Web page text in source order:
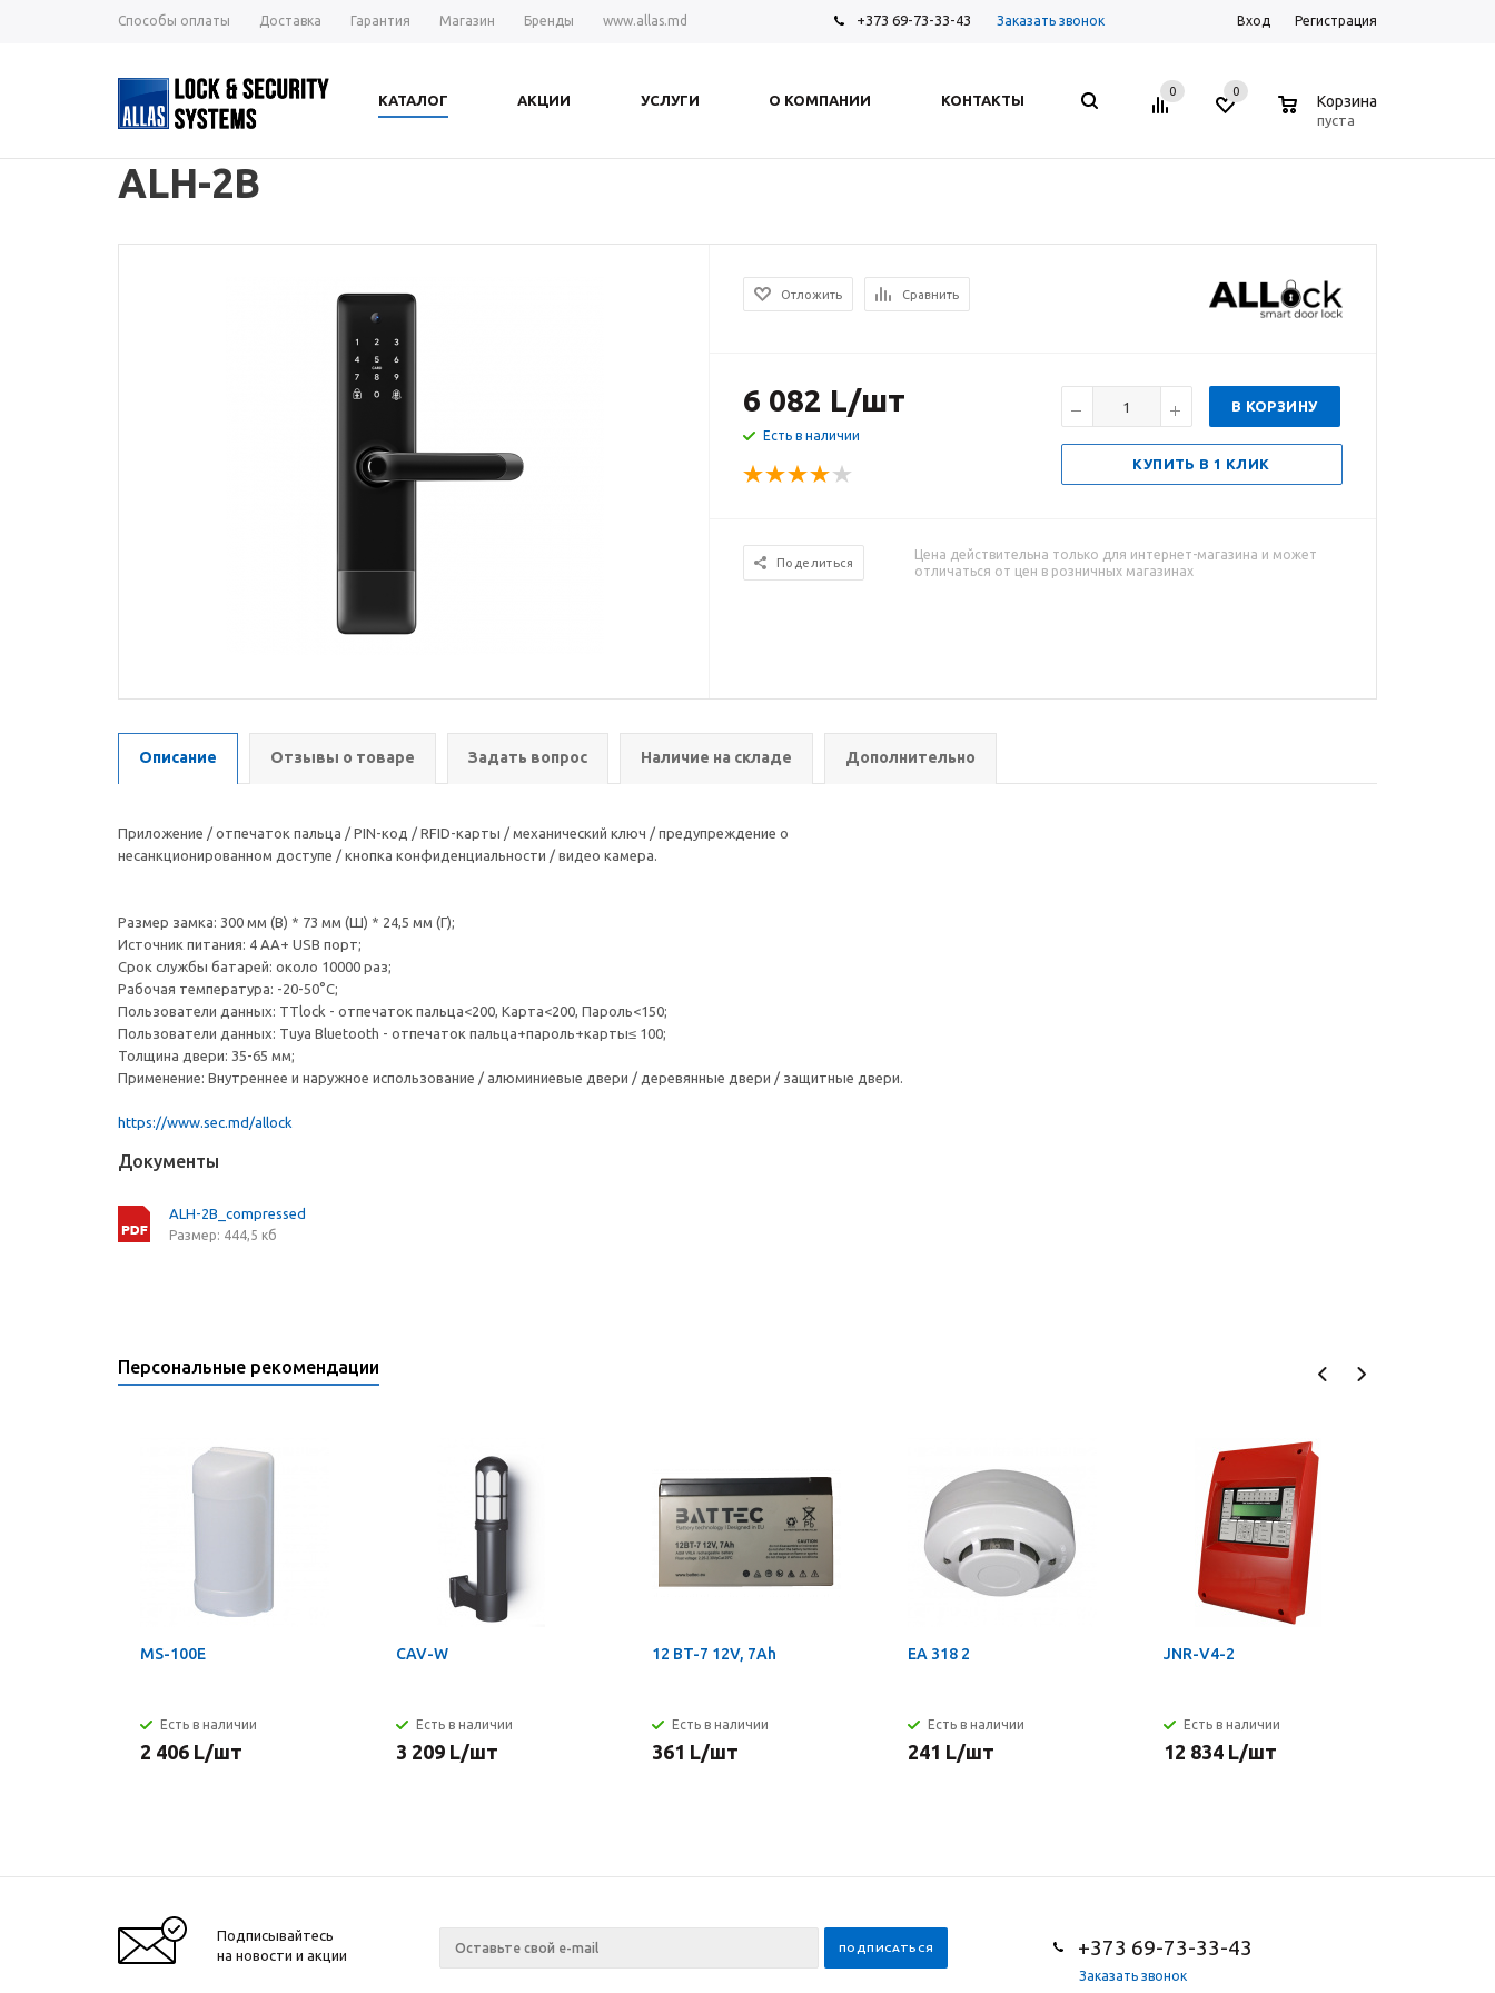
Способы оплаты Доставка Гарантия Магазин Бренды www.allas.md +373 69-73-33-43 Заказать звонок Вход Регистрация
КАТАЛОГ АКЦИИ УСЛУГИ О КОМПАНИИ КОНТАКТЫ
0 0
Корзина
пуста
ALH-2B
Отложить Сравнить
6 082 L/шт
Есть в наличии
В КОРЗИНУ
КУПИТЬ В 1 КЛИК
Поделиться
Цена действительна только для интернет-магазина и может
отличаться от цен в розничных магазинах
Описание Отзывы о товаре Задать вопрос Наличие на складе Дополнительно
Приложение / отпечаток пальца / PIN-код / ​​RFID-карты / механический ключ / предупреждение о
несанкционированном доступе / кнопка конфиденциальности / видео камера.
Размер замка: 300 мм (В) * 73 мм (Ш) * 24,5 мм (Г);
Источник питания: 4 AA+ USB порт;
Срок службы батарей: около 10000 раз;
Рабочая температура: -20-50°C;
Пользователи данных: TTlock - отпечаток пальца<200, Карта<200, Пароль<150;
Пользователи данных: Tuya Bluetooth - отпечаток пальца+пароль+карты≤ 100;
Толщина двери: 35-65 мм;
Применение: Внутреннее и наружное использование / алюминиевые двери / деревянные двери / защитные двери.
https://www.sec.md/allock
Документы
ALH-2B_compressed
Размер: 444,5 кб
Персональные рекомендации
MS-100E
Есть в наличии
2 406 L/шт
CAV-W
Есть в наличии
3 209 L/шт
12 BT-7 12V, 7Ah
Есть в наличии
361 L/шт
EA 318 2
Есть в наличии
241 L/шт
JNR-V4-2
Есть в наличии
12 834 L/шт
Подписывайтесь
на новости и акции
+373 69-73-33-43
Заказать звонок